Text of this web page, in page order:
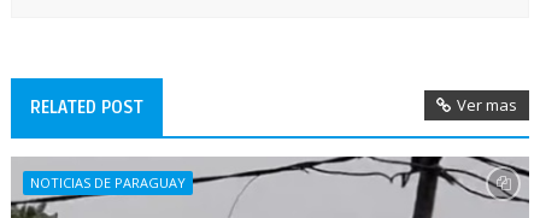
RELATED POST Ver mas
NOTICIAS DE PARAGUAY